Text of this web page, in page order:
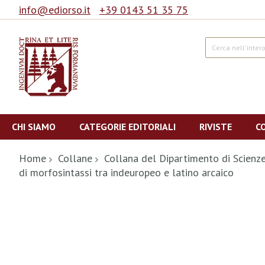
info@ediorso.it +39 0143 51 35 75
Cerca
al
contenuto
CHI SIAMO CATEGORIE EDITORIALI RIVISTE
Home Collane Collana del Dipartimento di
di morfosintassi tra indeuropeo e latino arcaico